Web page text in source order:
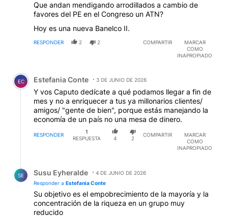
Que andan mendigando arrodillados a cambio de
favores del PE en el Congreso un ATN?
Hoy es una nueva Banelco II.
RESPONDER 2 2 COMPARTIR
MARCAR
COMO
INAPROPIADO
Comentario de Estefania Conte.
EC Estefania Conte 3 DE JUNIO DE 2026
Y vos Caputo dedícate a qué podamos llegar a fin de
mes y no a enriquecer a tus ya millonarios clientes/
amigos/ "gente de bien", porque estás manejando la
economía de un país no una mesa de dinero.
RESPONDER
1
RESPUESTA
4 2
COMPARTIR
MARCAR
COMO
INAPROPIADO
SE Susu Eyheralde
4 DE JUNIO DE 2026
Responder a Estefania Conte
Su objetivo es el empobrecimiento de la mayoría y la
concentración de la riqueza en un grupo muy
reducido